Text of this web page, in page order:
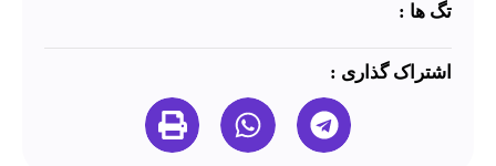
تگ ها :
اشتراک گذاری :